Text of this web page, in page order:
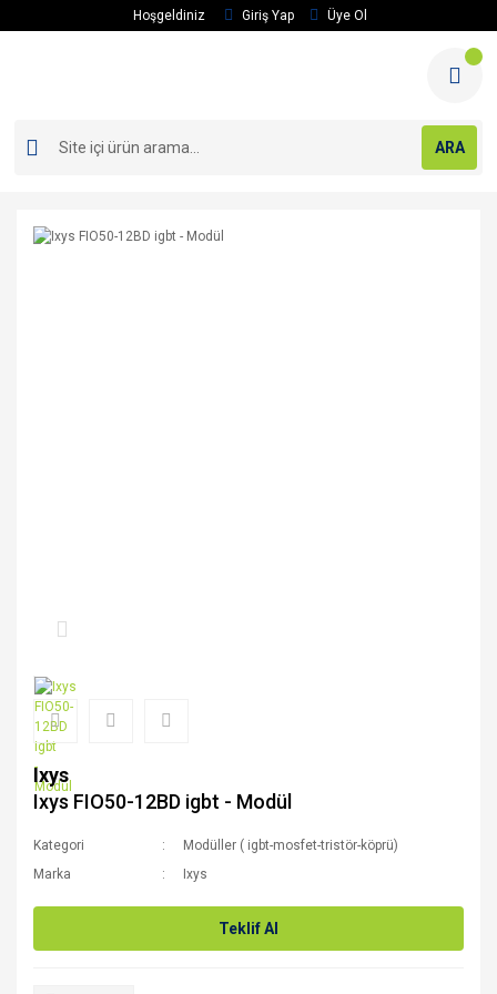
Hoşgeldiniz Giriş Yap Üye Ol
ARA
Ixys
Ixys FIO50-12BD igbt - Modül
Kategori
Modüller ( igbt-mosfet-tristör-köprü)
Marka
Ixys
Teklif Al